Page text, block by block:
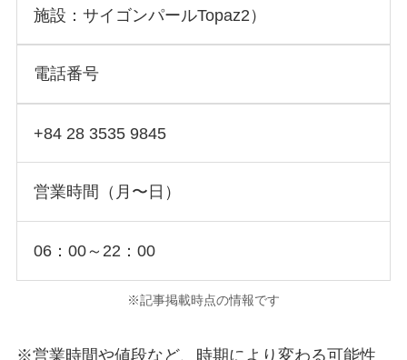
施設：サイゴンパールTopaz2）
電話番号
+84 28 3535 9845
営業時間（月〜日）
06：00～22：00
※記事掲載時点の情報です
※営業時間や値段など、時期により変わる可能性